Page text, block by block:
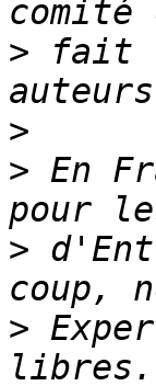
> fait
>
> En
>
>